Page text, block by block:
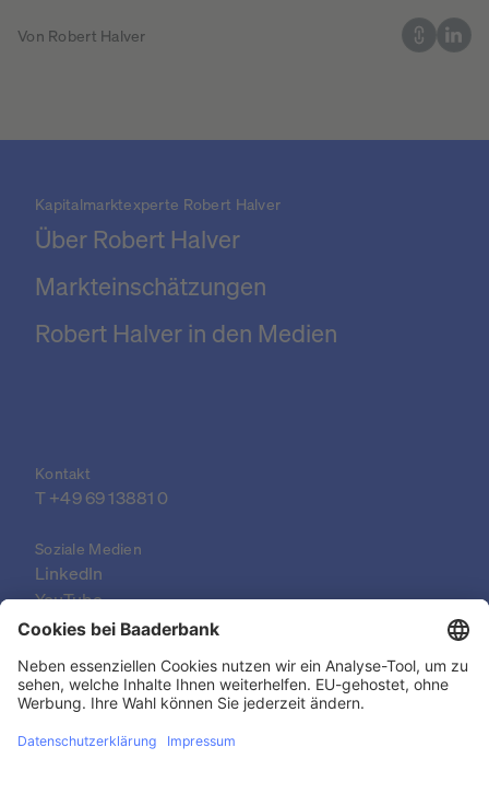
Von Robert Halver
Kapitalmarktexperte Robert Halver
Über Robert Halver
Markteinschätzungen
Robert Halver in den Medien
Kontakt
T +49 69 13881 0
Soziale Medien
LinkedIn
YouTube